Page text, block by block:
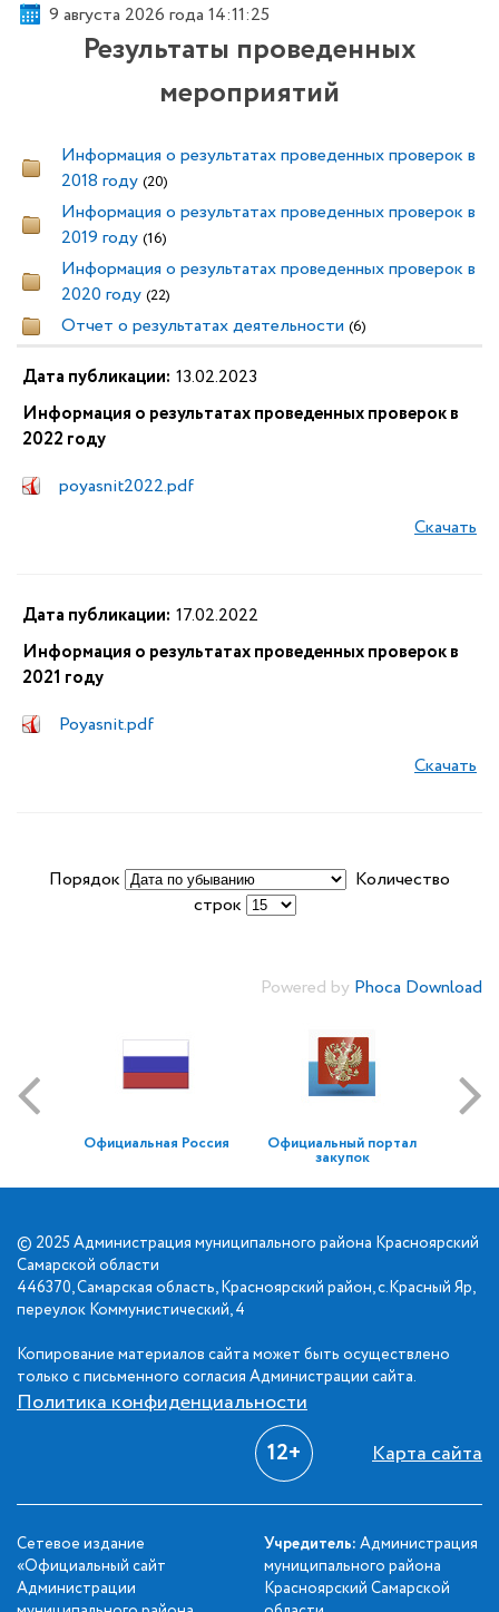
9 августа 2026 года 14:11:26
Результаты проведенных
мероприятий
Информация о результатах проведенных проверок в
2018 году (20)
Информация о результатах проведенных проверок в
2019 году (16)
Информация о результатах проведенных проверок в
2020 году (22)
Отчет о результатах деятельности (6)
Дата публикации: 13.02.2023
Информация о результатах проведенных проверок в
2022 году
poyasnit2022.pdf
Скачать
Дата публикации: 17.02.2022
Информация о результатах проведенных проверок в
2021 году
Poyasnit.pdf
Скачать
Порядок
Количество
строк
Powered by Phoca Download
Официальная Россия Официальный портал
закупок
© 2025 Администрация муниципального района Красноярский
Самарской области
446370, Самарская область, Красноярский район, с.Красный Яр,
переулок Коммунистический, 4
Копирование материалов сайта может быть осуществлено
только с письменного согласия Администрации сайта.
Политика конфиденциальности
12+ Карта сайта
Сетевое издание
«Официальный сайт
Администрации
Учредитель: Администрация
муниципального района
Красноярский Самарской